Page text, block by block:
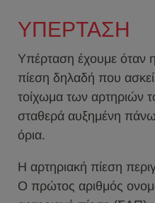
ΥΠΕΡΤΑΣΗ
Υπέρταση έχουμε όταν
πίεση δηλαδή που
τοίχωμα των αρτηριών
σταθερά αυξημένη
όρια.
Η αρτηριακή πίεση
Ο πρώτος αριθμός